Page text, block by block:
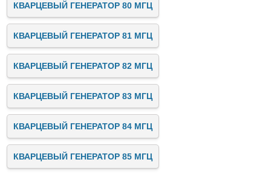
КВАРЦЕВЫЙ ГЕНЕРАТОР 80 МГЦ
КВАРЦЕВЫЙ ГЕНЕРАТОР 81 МГЦ
КВАРЦЕВЫЙ ГЕНЕРАТОР 82 МГЦ
КВАРЦЕВЫЙ ГЕНЕРАТОР 83 МГЦ
КВАРЦЕВЫЙ ГЕНЕРАТОР 84 МГЦ
КВАРЦЕВЫЙ ГЕНЕРАТОР 85 МГЦ